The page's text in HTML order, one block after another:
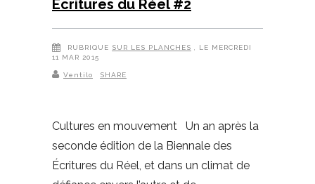
Ecritures du Réel #2
RUBRIQUE SUR LES PLANCHES , LE MERCREDI
11 MAR 2015
Ventilo SHARE
Cultures en mouvement Un an après la
seconde édition de la Biennale des
Écritures du Réel, et dans un climat de